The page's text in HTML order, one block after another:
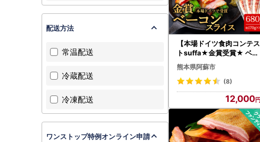
【本場ドイツ食肉コンテス
トsuffa★金賞受賞★ ベー
コンスライス170g×4パッ
ク 計680ｇ 小分けでお届
け】 ベーコン ベーコンス
ライス ふるさと納税 豚肉
オリジナルスパイス 阿蘇
惣菜 ひばり工房 スライス
金賞 冷凍保存可能でコス
パが良い どんな料理も一
味ランクアップ♪
熊本県阿蘇市
(8)
12,000
配送方法
常温配送
冷蔵配送
冷凍配送
ワンストップ特例オンライン申請